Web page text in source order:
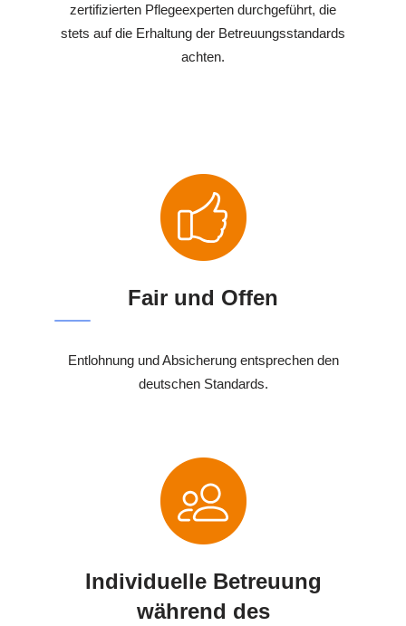
zertifizierten Pflegeexperten durchgeführt, die
stets auf die Erhaltung der Betreuungsstandards
achten.
Fair und Offen
Entlohnung und Absicherung entsprechen den
deutschen Standards.
Individuelle Betreuung
während des